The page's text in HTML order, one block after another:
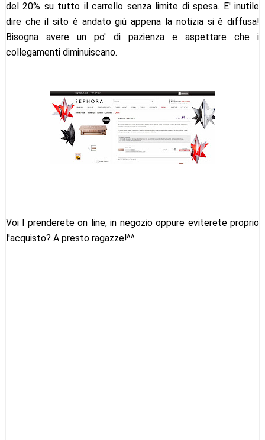
del 20% su tutto il carrello senza limite di spesa. E' inutile
dire che il sito è andato giù appena la notizia si è diffusa!
Bisogna avere un po' di pazienza e aspettare che i
collegamenti diminuiscano.
Voi l prenderete on line, in negozio oppure eviterete proprio
l'acquisto? A presto ragazze!^^